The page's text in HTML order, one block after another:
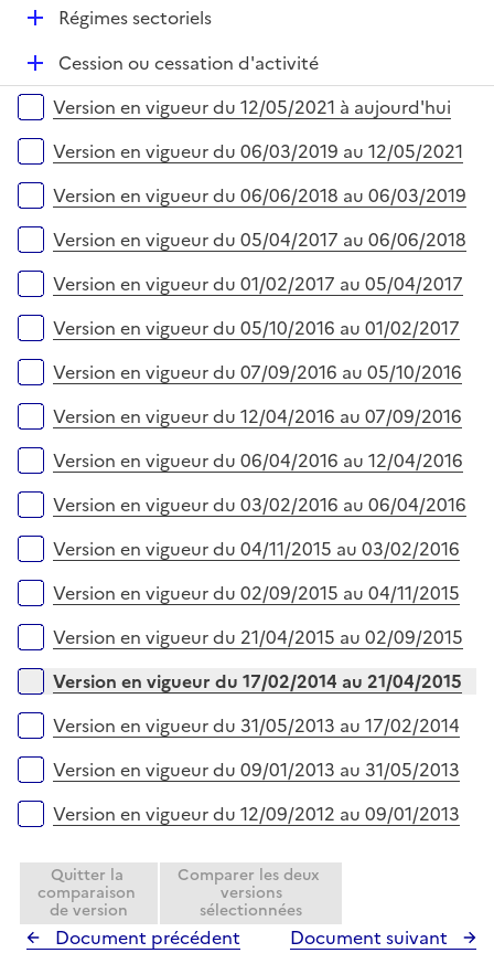
r
D
e
Régimes sectoriels
D
é
p
e
Cession ou cessation d'activité
Versions sur la période
Version en vigueur du 12/05/2021 à aujourd'hui
Version en vigueur du 06/03/2019 au 12/05/2021
Version en vigueur du 06/06/2018 au 06/03/2019
Version en vigueur du 05/04/2017 au 06/06/2018
Version en vigueur du 01/02/2017 au 05/04/2017
Version en vigueur du 05/10/2016 au 01/02/2017
Version en vigueur du 07/09/2016 au 05/10/2016
Version en vigueur du 12/04/2016 au 07/09/2016
Version en vigueur du 06/04/2016 au 12/04/2016
Version en vigueur du 03/02/2016 au 06/04/2016
Version en vigueur du 04/11/2015 au 03/02/2016
Version en vigueur du 02/09/2015 au 04/11/2015
Version en vigueur du 21/04/2015 au 02/09/2015
Version en vigueur du 17/02/2014 au 21/04/2015
Version en vigueur du 31/05/2013 au 17/02/2014
Version en vigueur du 09/01/2013 au 31/05/2013
Version en vigueur du 12/09/2012 au 09/01/2013
Quitter la
comparaison
de version
Comparer les deux
versions
sélectionnées
Document précédent Document suivant